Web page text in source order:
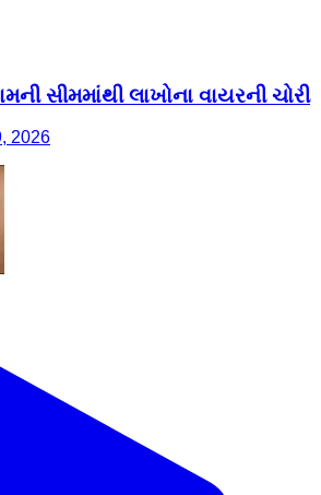
સીમમાંથી લાખોના વાયરની ચોરી
2026